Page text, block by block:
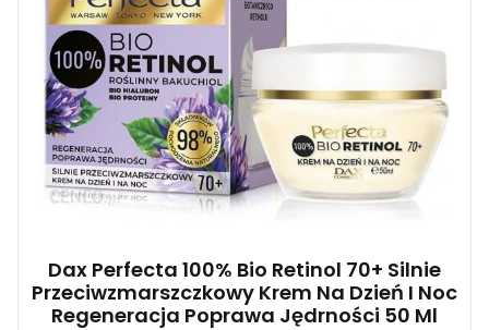
Dax Perfecta 100% Bio Retinol 70+ Silnie
Przeciwzmarszczkowy Krem Na Dzień I Noc
Regeneracja Poprawa Jędrności 50 Ml